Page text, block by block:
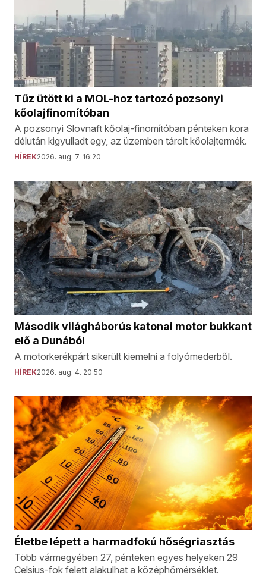
Tűz ütött ki a MOL-hoz tartozó pozsonyi
kőolajfinomítóban
A pozsonyi Slovnaft kőolaj-finomítóban pénteken kora
délután kigyulladt egy, az üzemben tárolt kőolajtermék.
HÍREK2026. aug. 7. 16:20
Második világháborús katonai motor bukkant
elő a Dunából
A motorkerékpárt sikerült kiemelni a folyómederből.
HÍREK2026. aug. 4. 20:50
Életbe lépett a harmadfokú hőségriasztás
Több vármegyében 27, pénteken egyes helyeken 29
Celsius-fok felett alakulhat a középhőmérséklet.